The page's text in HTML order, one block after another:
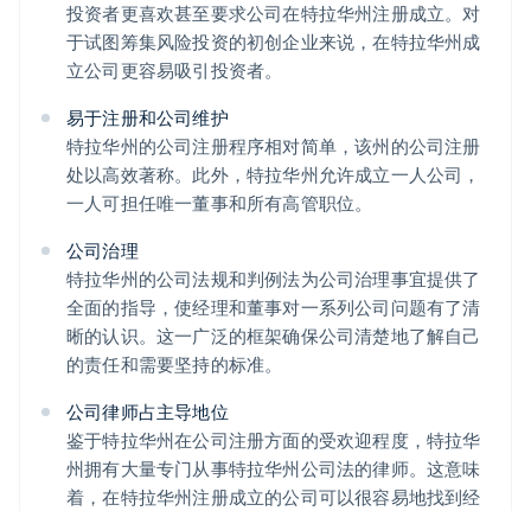
投资者更喜欢甚至要求公司在特拉华州注册成立。对
于试图筹集风险投资的初创企业来说，在特拉华州成
立公司更容易吸引投资者。
易于注册和公司维护
特拉华州的公司注册程序相对简单，该州的公司注册
处以高效著称。此外，特拉华州允许成立一人公司，
一人可担任唯一董事和所有高管职位。
公司治理
特拉华州的公司法规和判例法为公司治理事宜提供了
全面的指导，使经理和董事对一系列公司问题有了清
晰的认识。这一广泛的框架确保公司清楚地了解自己
的责任和需要坚持的标准。
公司律师占主导地位
鉴于特拉华州在公司注册方面的受欢迎程度，特拉华
州拥有大量专门从事特拉华州公司法的律师。这意味
着，在特拉华州注册成立的公司可以很容易地找到经